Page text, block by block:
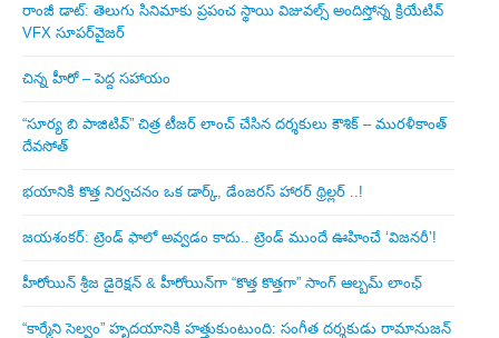
రాంజీ డాట్: తెలుగు సినిమాకు ప్రపంచ స్థాయి విజువల్స్ అందిస్తోన్న క్రియేటివ్
VFX సూపర్‌వైజర్
చిన్న హీరో – పెద్ద సహాయం
“సూర్య బి పాజిటివ్” చిత్ర టీజర్ లాంచ్ చేసిన‌ దర్శకులు కౌశిక్ – మురళీకాంత్
దేవసోత్
భయానికి కొత్త నిర్వచనం ఒక డార్క్, డేంజరస్ హారర్ థ్రిల్లర్ ..!
జయశంకర్: ట్రెండ్‌ ఫాలో అవ్వడం కాదు.. ట్రెండ్‌ ముందే ఊహించే ‘విజనరీ’!
హీరోయిన్ శ్రీజ డైరెక్ష‌న్ & హీరోయిన్‌గా “కొత్త కొత్తగా” సాంగ్ ఆల్బమ్ లాంఛ్
“కార్మేని సెల్వం” హృదయానికి హత్తుకుంటుంది: సంగీత దర్శకుడు రామానుజన్